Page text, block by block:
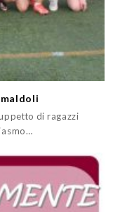
di ragazzi